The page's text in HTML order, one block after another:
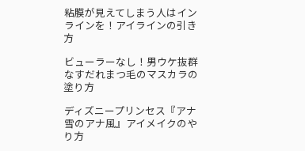
粘膜が見えてしまう人はイン
ラインを！アイラインの引き
方
ビューラーなし！男ウケ抜群
なすだれまつ毛のマスカラの
塗り方
ディズニープリンセス『アナ
雪のアナ風』アイメイクのや
り方